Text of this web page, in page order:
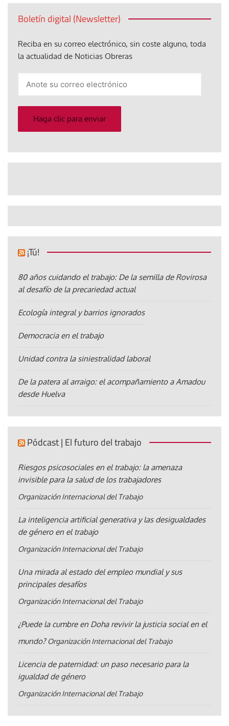
Boletín digital (Newsletter)
Reciba en su correo electrónico, sin coste alguno, toda
la actualidad de Noticias Obreras
electrónico
Haga clic para enviar
¡Tú!
80 años cuidando el trabajo: De la semilla de Rovirosa
al desafío de la precariedad actual
Ecología integral y barrios ignorados
Democracia en el trabajo
Unidad contra la siniestralidad laboral
De la patera al arraigo: el acompañamiento a Amadou
desde Huelva
Pódcast | El futuro del trabajo
Riesgos psicosociales en el trabajo: la amenaza
invisible para la salud de los trabajadores
Organización Internacional del Trabajo
La inteligencia artificial generativa y las desigualdades
de género en el trabajo
Organización Internacional del Trabajo
Una mirada al estado del empleo mundial y sus
principales desafíos
Organización Internacional del Trabajo
¿Puede la cumbre en Doha revivir la justicia social en el
mundo? Organización Internacional del Trabajo
Licencia de paternidad: un paso necesario para la
igualdad de género
Organización Internacional del Trabajo